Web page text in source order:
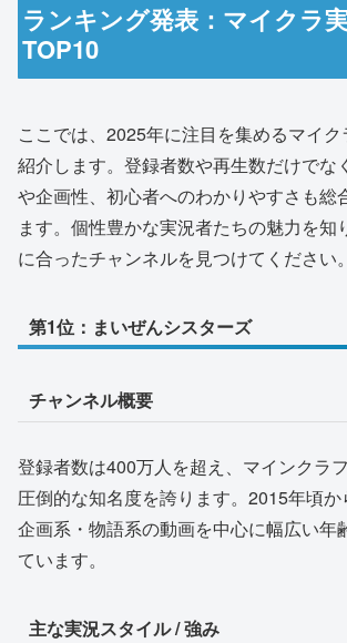
ランキング発表：マイクラ
TOP10
ここでは、2025年に注目を集めるマイ
紹介します。登録者数や再生数だけでな
や企画性、初心者へのわかりやすさも総
ます。個性豊かな実況者たちの魅力を知
に合ったチャンネルを見つけてください。
第1位：まいぜんシスターズ
チャンネル概要
登録者数は400万人を超え、マインクラ
圧倒的な知名度を誇ります。2015年頃か
企画系・物語系の動画を中心に幅広い年
ています。
主な実況スタイル / 強み